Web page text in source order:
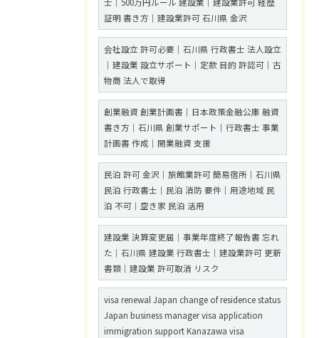
証明 書き方｜建設業許可 石川県 金沢
会社設立 許可必要｜石川県 行政書士 法人設立
｜建設業 設立サポート｜定款 目的 許認可｜古
物商 法人で取得
創業融資 創業計画書｜日本政策金融公庫 融資
書き方｜石川県 創業サポート｜行政書士 事業
計画書 作成｜開業融資 支援
民泊 許可 金沢｜旅館業許可 簡易宿所｜石川県
民泊 行政書士｜民泊 消防 要件｜用途地域 民
泊 不可｜空き家 民泊 活用
建設業 決算変更届｜事業年度終了報告書 忘れ
た｜石川県 建設業 行政書士｜建設業許可 更新
書類｜建設業 許可取消 リスク
visa renewal Japan change of residence status
Japan business manager visa application
immigration support Kanazawa visa